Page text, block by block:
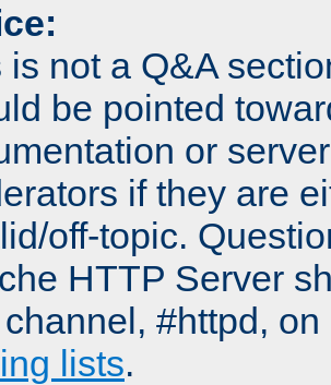
is not a Q&A
be pointed
or
if they are
off-topic.
HTTP Server
#httpd,
lists.